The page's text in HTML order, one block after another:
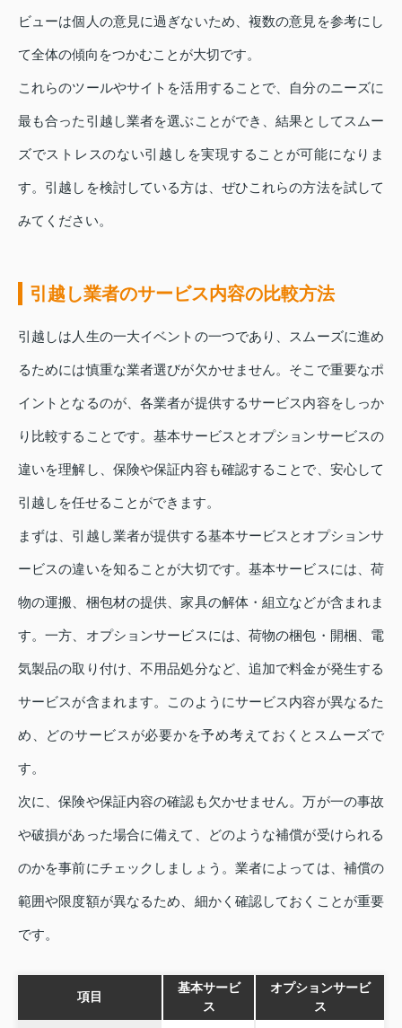
ビューは個人の意見に過ぎないため、複数の意見を参考にし
て全体の傾向をつかむことが大切です。
これらのツールやサイトを活用することで、自分のニーズに
最も合った引越し業者を選ぶことができ、結果としてスムー
ズでストレスのない引越しを実現することが可能になりま
す。引越しを検討している方は、ぜひこれらの方法を試して
みてください。
引越し業者のサービス内容の比較方法
引越しは人生の一大イベントの一つであり、スムーズに進め
るためには慎重な業者選びが欠かせません。そこで重要なポ
イントとなるのが、各業者が提供するサービス内容をしっか
り比較することです。基本サービスとオプションサービスの
違いを理解し、保険や保証内容も確認することで、安心して
引越しを任せることができます。
まずは、引越し業者が提供する基本サービスとオプションサ
ービスの違いを知ることが大切です。基本サービスには、荷
物の運搬、梱包材の提供、家具の解体・組立などが含まれま
す。一方、オプションサービスには、荷物の梱包・開梱、電
気製品の取り付け、不用品処分など、追加で料金が発生する
サービスが含まれます。このようにサービス内容が異なるた
め、どのサービスが必要かを予め考えておくとスムーズで
す。
次に、保険や保証内容の確認も欠かせません。万が一の事故
や破損があった場合に備えて、どのような補償が受けられる
のかを事前にチェックしましょう。業者によっては、補償の
範囲や限度額が異なるため、細かく確認しておくことが重要
です。
項目
基本サービ
ス
オプションサービ
ス